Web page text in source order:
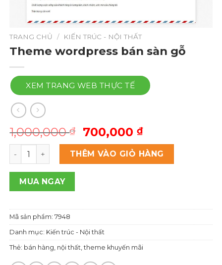
TRANG CHỦ / KIẾN TRÚC - NỘI THẤT
Theme wordpress bán sàn gỗ
XEM TRANG WEB THỰC TẾ
1,000,000₫
Giá
gốc
là:
1,000,000 ₫.
700,000 ₫Giá
hiện
tại
là:
Theme wordpress bán sàn gỗ số lượng
THÊM VÀO GIỎ HÀNG
MUA NGAY
Mã sản phẩm:7948
Danh mục: Kiến trúc - Nội thất
Thẻ: bán hàng, nội thất,theme khuyến mãi